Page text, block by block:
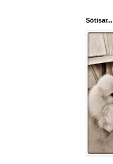
Sötisar...